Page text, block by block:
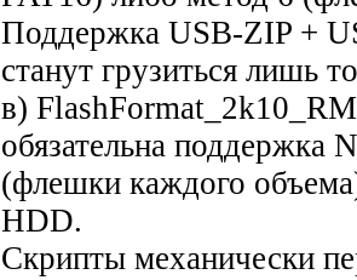
Поддержка USB-ZIP +
станут грузиться лишь
в)
обязательна поддержка
(флешки каждого
HDD.
Скрипты механически